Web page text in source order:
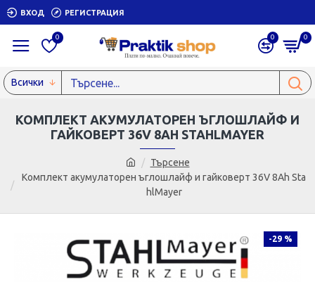
ВХОД РЕГИСТРАЦИЯ
0 0 0
Всички
Търсене
Комплект акумулаторен ъглошлайф и гайковерт 36V 8Ah Sta
hlMayer
КОМПЛЕКТ АКУМУЛАТОРЕН ЪГЛОШЛАЙФ И
ГАЙКОВЕРТ 36V 8AH STAHLMAYER
-29 %